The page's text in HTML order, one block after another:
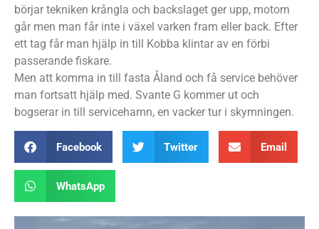
börjar tekniken krångla och backslaget ger upp, motorn
går men man får inte i växel varken fram eller back. Efter
ett tag får man hjälp in till Kobba klintar av en förbi
passerande fiskare.
Men att komma in till fasta Åland och få service behöver
man fortsatt hjälp med. Svante G kommer ut och
bogserar in till servicehamn, en vacker tur i skymningen.
Facebook Twitter Email
WhatsApp